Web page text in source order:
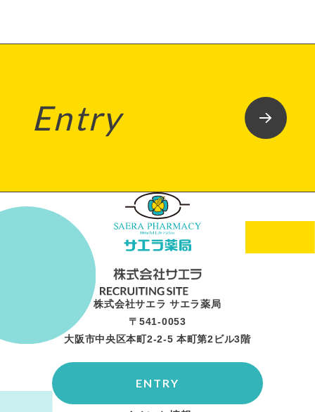
Entry
株式会社サエラ サエラ薬局
〒541-0053
大阪市中央区本町2-2-5 本町第2ビル3階
ENTRY